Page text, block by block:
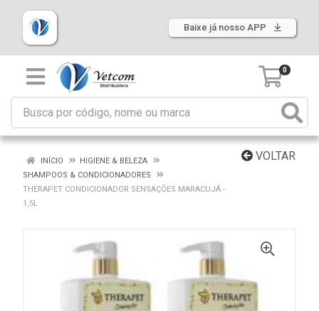
Baixe já nosso APP
0
VOLTAR
INÍCIO
HIGIENE & BELEZA
SHAMPOOS & CONDICIONADORES
THERAPET CONDICIONADOR SENSAÇÕES MARACUJÁ -
1,5L